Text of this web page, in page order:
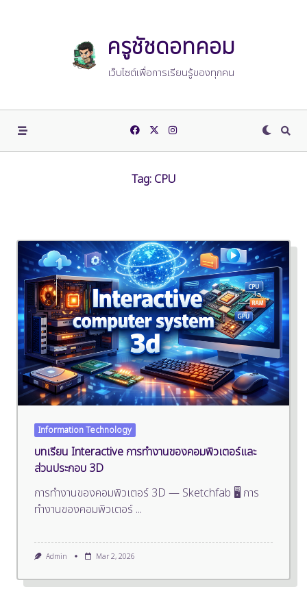
ครูชัชดอทคอม
เว็บไซต์เพื่อการเรียนรู้ของทุกคน
Tag: CPU
Information Technology
บทเรียน Interactive การทำงานของคอมพิวเตอร์และ
ส่วนประกอบ 3D
การทำงานของคอมพิวเตอร์ 3D — Sketchfab 🖥️ การ
ทำงานของคอมพิวเตอร์ ...
Admin Mar 2, 2026